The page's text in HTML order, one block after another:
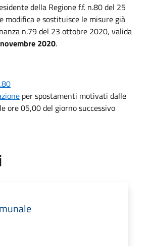
della Regione f.f. n.80 del 25
modifica e sostituisce le misure già
n.79 del 23 ottobre 2020, valida
2020.
per spostamenti motivati dalle
ore 05,00 del giorno successivo